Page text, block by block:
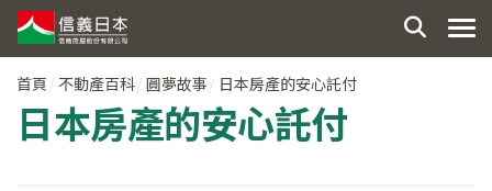
首頁 不動產百科 圓夢故事 日本房產的安心託付
日本房產的安心託付